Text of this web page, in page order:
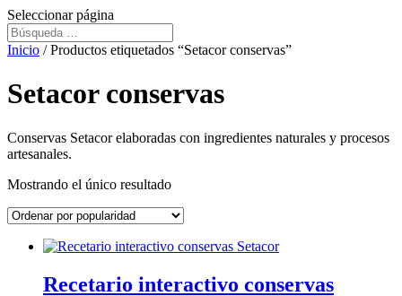
Seleccionar página
Inicio / Productos etiquetados “Setacor conservas”
Setacor conservas
Conservas Setacor elaboradas con ingredientes naturales y procesos
artesanales.
Mostrando el único resultado
Recetario interactivo conservas